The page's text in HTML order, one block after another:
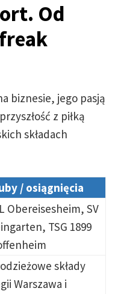
Od
biznesie, jego pasją
z piłką
składach
/ osiągnięcia
Obereisesheim, SV
TSG 1899
składy
Warszawa i